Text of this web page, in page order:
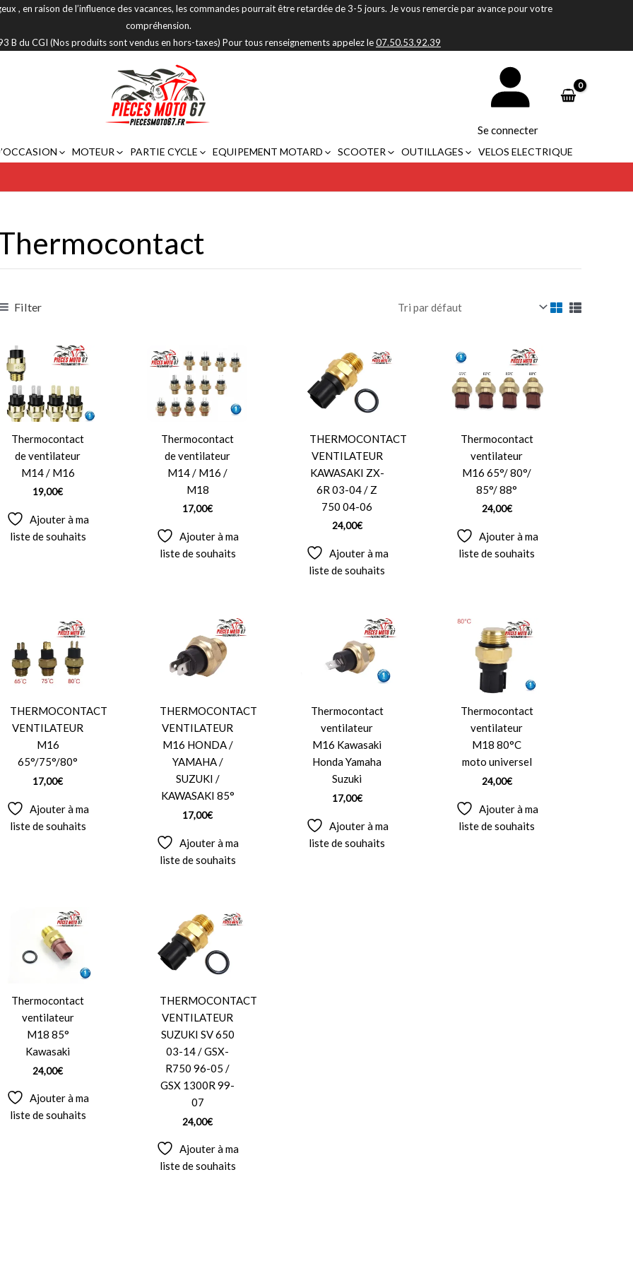
, en raison de l’influence des vacances, les commandes pourrait être retardée de 3-5 jours. Je vous remercie par avance pour votre
compréhension.
B du CGI (Nos produits sont vendus en hors-taxes) Pour tous renseignements appelez le07.50.53.92.39
Se connecter
MOTEUR PARTIE CYCLE EQUIPEMENT MOTARD SCOOTER OUTILLAGES VELOS ELECTRIQUE
Filter
Thermocontact
de ventilateur
M14 / M16
19,00€
Ajouter à ma
liste de souhaits
Thermocontact
de ventilateur
M14 / M16 /
M18
17,00€
Ajouter à ma
liste de souhaits
THERMOCONTACT
VENTILATEUR
KAWASAKI ZX-
6R 03-04 / Z
750 04-06
24,00€
Ajouter à ma
liste de souhaits
Thermocontact
ventilateur
M16 65°/ 80°/
85°/ 88°
24,00€
Ajouter à ma
liste de souhaits
THERMOCONTACT
VENTILATEUR
M16
65°/75°/80°
17,00€
Ajouter à ma
liste de souhaits
THERMOCONTACT
VENTILATEUR
M16 HONDA /
YAMAHA /
SUZUKI /
KAWASAKI 85°
17,00€
Ajouter à ma
liste de souhaits
Thermocontact
ventilateur
M16 Kawasaki
Honda Yamaha
Suzuki
17,00€
Ajouter à ma
liste de souhaits
Thermocontact
ventilateur
M18 80°C
moto universel
24,00€
Ajouter à ma
liste de souhaits
Thermocontact
ventilateur
M18 85°
Kawasaki
24,00€
Ajouter à ma
liste de souhaits
THERMOCONTACT
VENTILATEUR
SUZUKI SV 650
03-14 / GSX-
R750 96-05 /
GSX 1300R 99-
07
24,00€
Ajouter à ma
liste de souhaits